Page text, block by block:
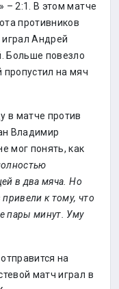
– 2:1. В этом матче
противников
Андрей
Больше повезло
на мяч
в матче против
Владимир
мог понять, как
в два мяча. Но
к тому, что
пары минут. Уму
на
матч играл в